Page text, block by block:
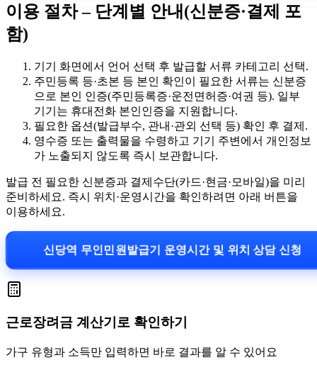
이용 절차 – 단계별 안내(신분증·결제 포
함)
기기 화면에서 언어 선택 후 발급할 서류 카테고리 선택.
주민등록 등·초본 등 본인 확인이 필요한 서류는 신분증
으로 본인 인증(주민등록증·운전면허증·여권 등). 일부
기기는 휴대전화 본인인증을 지원합니다.
필요한 옵션(발급부수, 관내·관외 선택 등) 확인 후 결제.
영수증 또는 출력물을 수령하고 기기 주변에서 개인정보
가 노출되지 않도록 즉시 보관합니다.
발급 전 필요한 신분증과 결제수단(카드·현금·모바일)을 미리
준비하세요. 즉시 위치·운영시간을 확인하려면 아래 버튼을
이용하세요.
신당역 무인민원발급기 운영시간 및 위치 상담 신청
근로장려금 계산기로 확인하기
가구 유형과 소득만 입력하면 바로 결과를 알 수 있어요